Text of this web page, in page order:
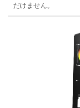
だけません。